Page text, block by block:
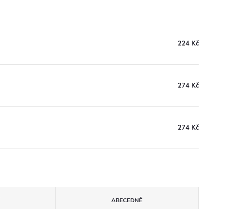
224 Kč
274 Kč
274 Kč
ABECEDNĚ